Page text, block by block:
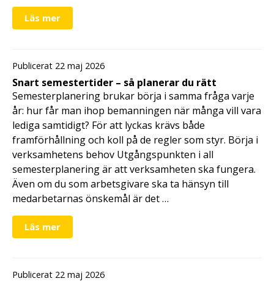
Läs mer
Publicerat 22 maj 2026
Snart semestertider – så planerar du rätt
Semesterplanering brukar börja i samma fråga varje
år: hur får man ihop bemanningen när många vill vara
lediga samtidigt? För att lyckas krävs både
framförhållning och koll på de regler som styr. Börja i
verksamhetens behov Utgångspunkten i all
semesterplanering är att verksamheten ska fungera.
Även om du som arbetsgivare ska ta hänsyn till
medarbetarnas önskemål är det …
Läs mer
Publicerat 22 maj 2026